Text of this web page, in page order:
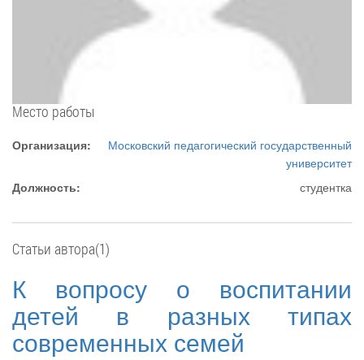
Место работы
Организация:
Московский педагогический государственный
университет
Должность:
студентка
Статьи автора(1)
К вопросу о воспитании
детей в разных типах
современных семей